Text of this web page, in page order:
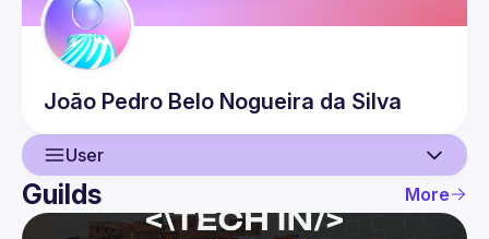
João Pedro Belo Nogueira da Silva
User
User
Guilds More